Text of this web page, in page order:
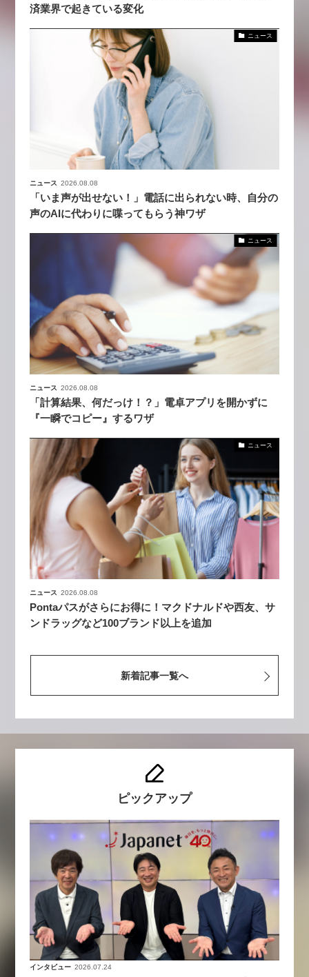
済業界で起きている変化
ニュース
ニュース 2026.08.08
「いま声が出せない！」電話に出られない時、自分の
声のAIに代わりに喋ってもらう神ワザ
ニュース
ニュース 2026.08.08
「計算結果、何だっけ！？」電卓アプリを開かずに
『一瞬でコピー』するワザ
ニュース
ニュース 2026.08.08
Pontaパスがさらにお得に！マクドナルドや西友、サ
ンドラッグなど100ブランド以上を追加
新着記事一覧へ
ピックアップ
インタビュー 2026.07.24